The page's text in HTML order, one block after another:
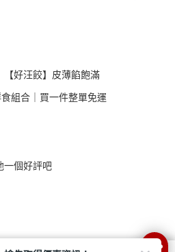
【好汪餃】皮薄餡飽滿
組合｜買一件整單免運
一個好評吧